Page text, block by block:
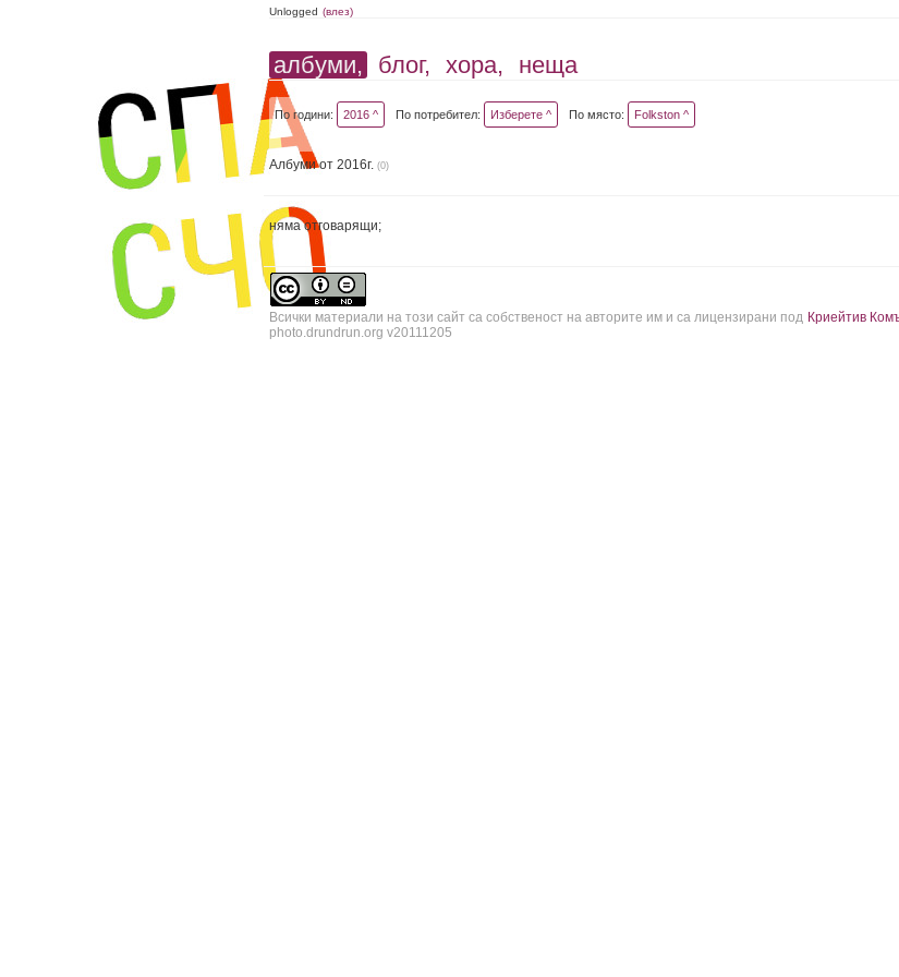
Unlogged (влез)
албуми, блог, хора, неща
По години: 2016 ^ По потребител: Изберете ^ По място: Folkston ^
Албуми от 2016г. (0)
няма отговарящи;
Всички материали на този сайт са собственост на авторите им и са лицензирани под Криейтив
photo.drundrun.org v20111205